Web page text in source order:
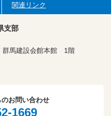
関連リンク
支部
群馬建設会館本館 1階
お問い合わせ
1669